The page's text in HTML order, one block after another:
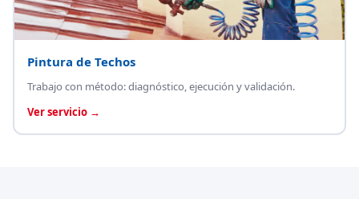
Pintura de Techos
Trabajo con método: diagnóstico, ejecución y validación.
Ver servicio →